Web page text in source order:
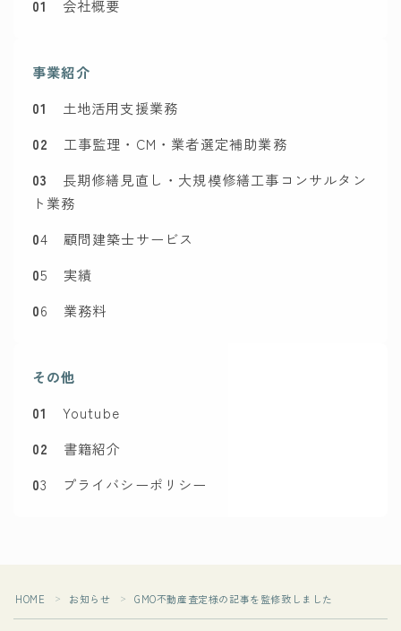
01
会社概要
事業紹介
01
土地活用支援業務
02
工事監理・CM・業者選定補助業務
03
長期修繕見直し・大規模修繕工事コンサルタン
ト業務
04 顧問建築士サービス
05 実績
06 業務料
その他
01
Youtube
02
書籍紹介
03 プライバシーポリシー
HOME ＞ お知らせ ＞ GMO不動産査定様の記事を監修致しました